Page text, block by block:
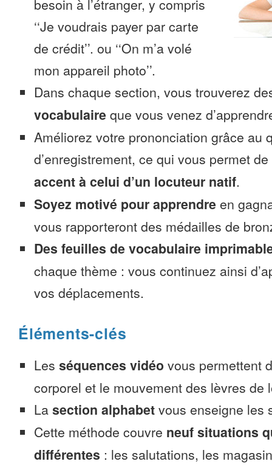
besoin à l’étranger, y compris
‘‘Je voudrais payer par carte
de crédit’’. ou ‘‘On m’a volé
mon appareil photo’’.
Dans chaque section, vous trouverez
vocabulaire que vous venez
Améliorez votre prononciation grâce au
d’enregistrement, ce qui vous permet de
accent à celui d’un locuteur natif.
Soyez motivé pour apprendre en
vous rapporteront des médailles de
Des feuilles de vocabulaire
chaque thème : vous continuez ainsi
vos déplacements.
Éléments-clés
Les séquences vidéo vous permettent
corporel et le mouvement des lèvres de
La section alphabet vous enseigne les
Cette méthode couvre neuf situations
différentes : les salutations, les